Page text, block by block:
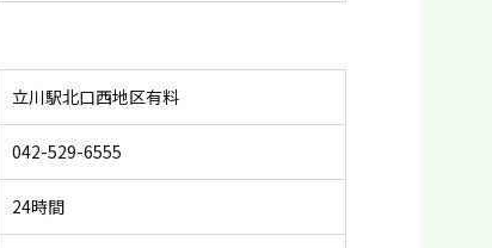
立川駅北口西地区有料
042-529-6555
24時間